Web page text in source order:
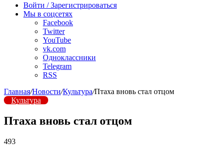
радио
Войти / Зарегистрироваться
Мы в соцсетях
Facebook
Twitter
YouTube
vk.com
Одноклассники
Telegram
RSS
Главная/Новости/Культура/Птаха вновь стал отцом
Культура
Птаха вновь стал отцом
493